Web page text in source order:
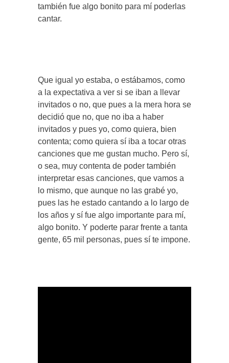
también fue algo bonito para mí poderlas
cantar.
Que igual yo estaba, o estábamos, como
a la expectativa a ver si se iban a llevar
invitados o no, que pues a la mera hora se
decidió que no, que no iba a haber
invitados y pues yo, como quiera, bien
contenta; como quiera sí iba a tocar otras
canciones que me gustan mucho. Pero sí,
o sea, muy contenta de poder también
interpretar esas canciones, que vamos a
lo mismo, que aunque no las grabé yo,
pues las he estado cantando a lo largo de
los años y sí fue algo importante para mí,
algo bonito. Y poderte parar frente a tanta
gente, 65 mil personas, pues sí te impone.